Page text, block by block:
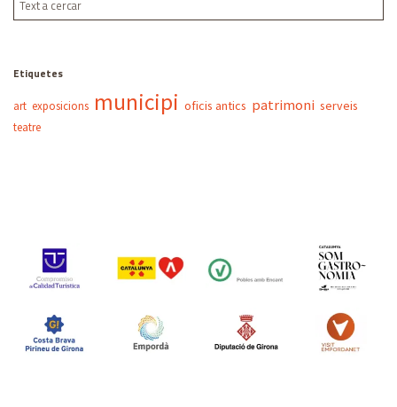
Etiquetes
art exposicions municipi oficis antics patrimoni serveis
teatre